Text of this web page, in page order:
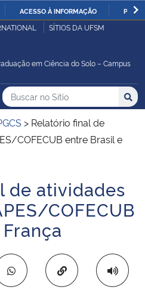
IR
O
ACESSO À INFORMAÇÃO
Abastecimento
SÍTIOS DA UFSM
em Ciência do Solo – Campus
do Sítio
Busca
Buscar no no Sítio
Busca:
> Relatório final de
COFECUB entre Brasil e
de atividades
COFECUB
Copiar para área